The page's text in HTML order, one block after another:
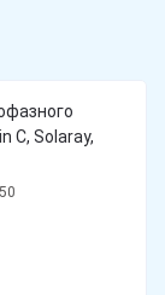
C, Solaray,